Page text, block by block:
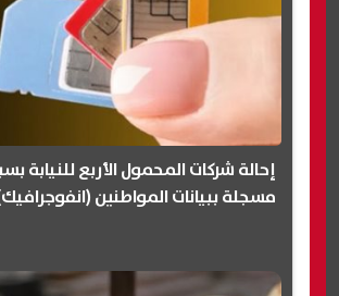
إحالة شركات المحمول الأربع للنيابة
مسجلة ببيانات المواطنين